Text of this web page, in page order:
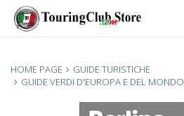
HOME PAGE
GUIDE TURISTICHE
GUIDE VERDI D'EUROPA E DEL MONDO